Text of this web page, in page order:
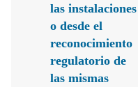
las instalaciones
o desde el
reconocimiento
regulatorio de
las mismas